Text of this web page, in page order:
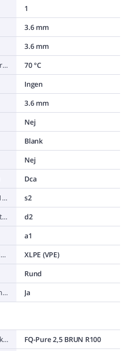
1
3.6 mm
3.6 mm
Max. tillåten temperatur ledare
70 °C
Ingen
3.6 mm
Nej
Blank
Nej
Dca
Rökutveckling (EN 13501-6)
s2
Brinnande droppar/partiklar (EN 13501-6)
d2
a1
Specifikation kärnisolering
XLPE (VPE)
Rund
Lämplig som installationskabel
Ja
Leverantörens typbeteckning
FQ-Pure 2,5 BRUN R100